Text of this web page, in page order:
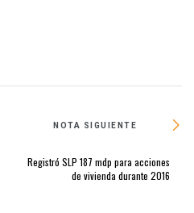
NOTA SIGUIENTE
Registró SLP 187 mdp para acciones
de vivienda durante 2016